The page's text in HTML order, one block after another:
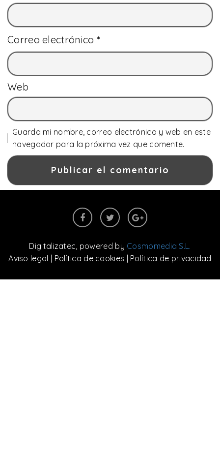
Correo electrónico *
Web
Guarda mi nombre, correo electrónico y web en este
navegador para la próxima vez que comente.
Digitalizatec , powered by Cosmomedia S.L.
Aviso legal | Política de cookies | Política de privacidad